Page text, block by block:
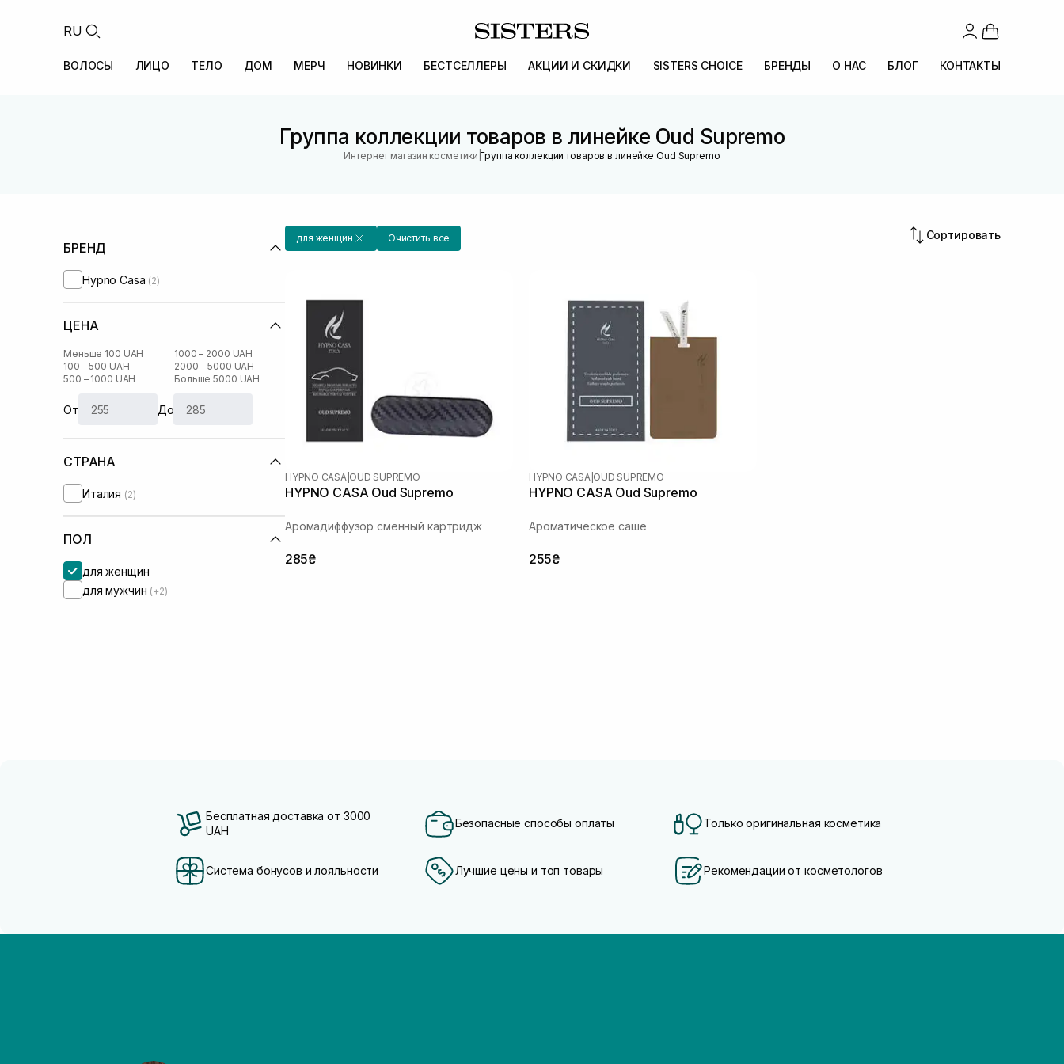
RU
ВОЛОСЫ ЛИЦО ТЕЛО ДОМ МЕРЧ НОВИНКИ БЕСТСЕЛЛЕРЫ АКЦИИ И СКИДКИ SISTERS CHOICE БРЕНДЫ О НАС БЛОГ КОНТАКТЫ
Группа коллекции товаров в линейке Oud Supremo
Интернет магазин косметики |Группа коллекции товаров в линейке Oud Supremo
БРЕНД
Hypno Casa (2)
ЦЕНА
Меньше 100 UAH
100 – 500 UAH
500 – 1000 UAH
1000 – 2000 UAH
2000 – 5000 UAH
Больше 5000 UAH
От До
СТРАНА
Италия (2)
ПОЛ
для женщин
для мужчин (+2)
для женщин Очистить все Сортировать
HYPNO CASA OUD SUPREMO
HYPNO CASA Oud Supremo
Аромадиффузор сменный картридж
285₴
HYPNO CASA OUD SUPREMO
HYPNO CASA Oud Supremo
Ароматическое саше
255₴
Бесплатная доставка от 3000
UAH
Безопасные способы оплаты Только оригинальная косметика
Система бонусов и лояльности Лучшие цены и топ товары Рекомендации от косметологов